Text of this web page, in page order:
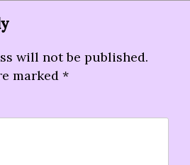
will not be published.
marked *